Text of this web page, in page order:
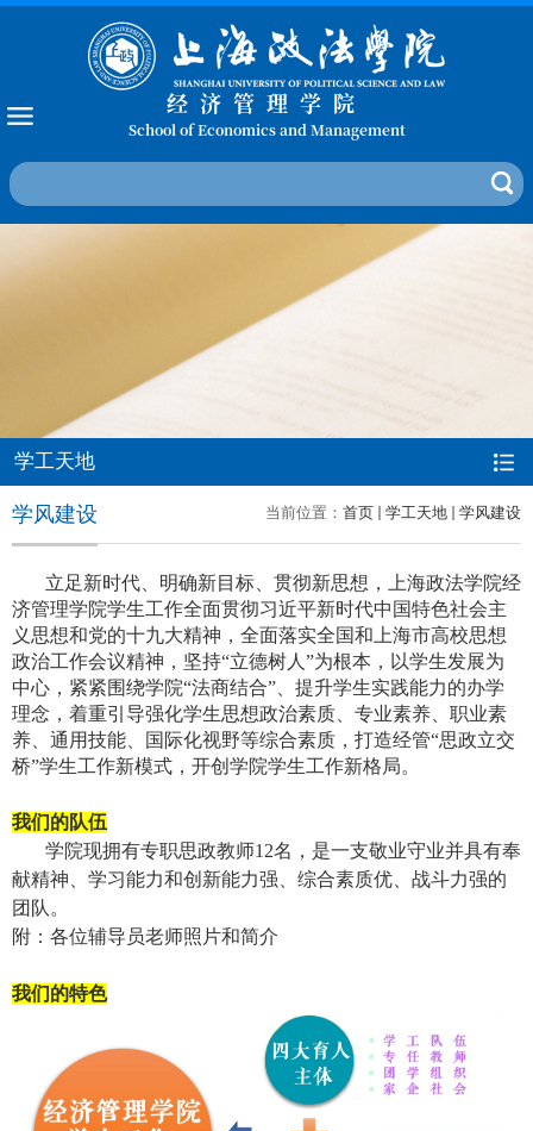
经济管理学院
School of Economics and Management
学工天地
当前位置： 首页 学工天地 学风建设
学风建设
立足新时代、明确新目标、贯彻新思想，上海政法学院经
济管理学院学生工作全面贯彻习近平新时代中国特色社会主
义思想和党的十九大精神，全面落实全国和上海市高校思想
政治工作会议精神，坚持“立德树人”为根本，以学生发展为
中心，紧紧围绕学院“法商结合”、提升学生实践能力的办学
理念，着重引导强化学生思想政治素质、专业素养、职业素
养、通用技能、国际化视野等综合素质，打造经管“思政立交
桥”学生工作新模式，开创学院学生工作新格局。
我们的队伍
学院现拥有专职思政教师12名，是一支敬业守业并具有奉
献精神、学习能力和创新能力强、综合素质优、战斗力强的
团队。
附：各位辅导员老师照片和简介
我们的特色